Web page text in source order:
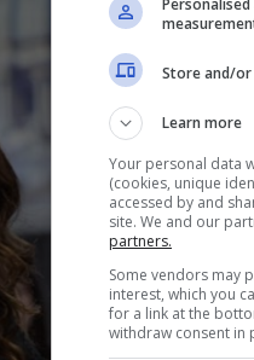
Store and/or
Learn more
Your personal data
(cookies, unique
accessed by and
site. We and our
partners.
Some vendors may
interest, which you
for a link at the
withdraw consent in